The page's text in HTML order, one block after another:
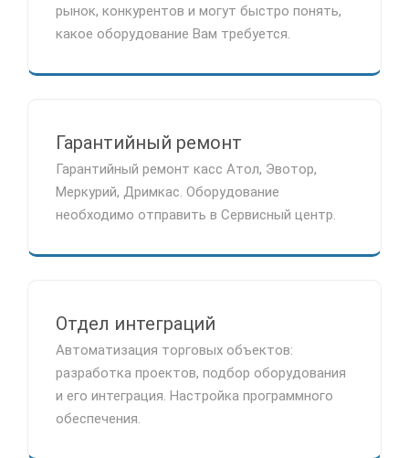
рынок, конкурентов и могут быстро понять,
какое оборудование Вам требуется.
Гарантийный ремонт
Гарантийный ремонт касс Атол, Эвотор,
Меркурий, Дримкас. Оборудование
необходимо отправить в Сервисный центр.
Отдел интеграций
Автоматизация торговых объектов:
разработка проектов, подбор оборудования
и его интеграция. Настройка программного
обеспечения.